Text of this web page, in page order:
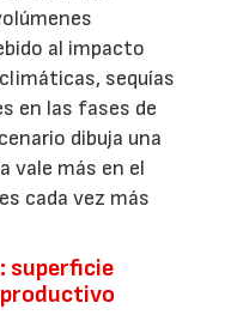
al impacto
sequías
en las fases de
dibuja una
vale más en el
cada vez más
superficie